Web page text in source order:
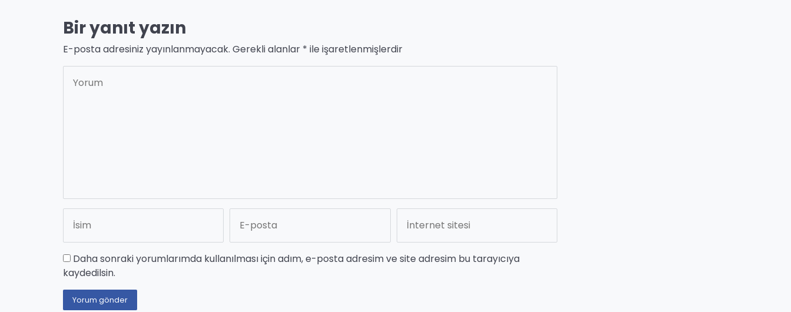
Bir yanıt yazın
E-posta adresiniz yayınlanmayacak. Gerekli alanlar * ile işaretlenmişlerdir
Daha sonraki yorumlarımda kullanılması için adım, e-posta adresim ve site adresim bu tarayıcıya
kaydedilsin.